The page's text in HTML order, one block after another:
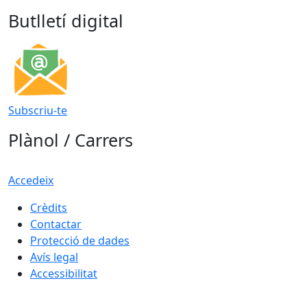
Butlletí digital
Subscriu-te
Plànol / Carrers
Accedeix
Crèdits
Contactar
Protecció de dades
Avís legal
Accessibilitat